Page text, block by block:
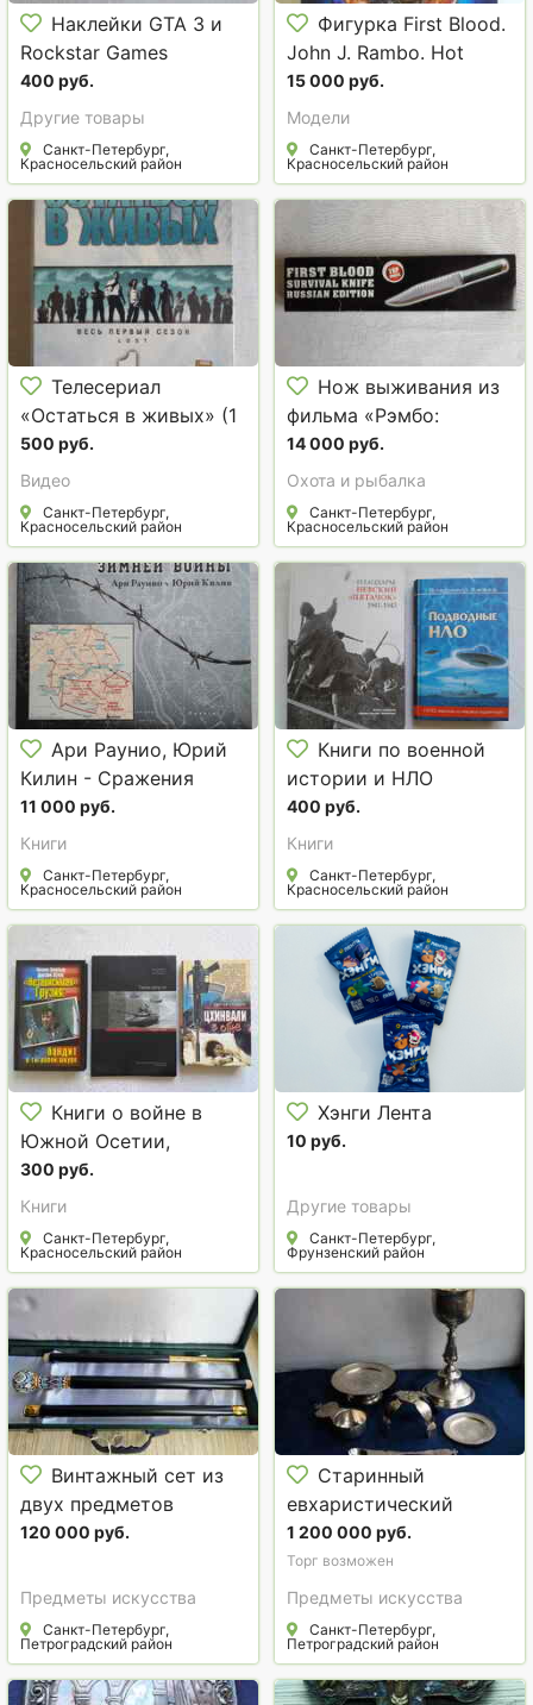
Наклейки GTA 3 и
Rockstar Games
400 руб.
Другие товары
Санкт-Петербург,
Красносельский район
Фигурка First Blood.
John J. Rambo. Hot
Toys, MMS21
15 000 руб.
Модели
Санкт-Петербург,
Красносельский район
Телесериал
«Остаться в живых» (1
сезон)
500 руб.
Видео
Санкт-Петербург,
Красносельский район
Нож выживания из
фильма «Рэмбо:
Первая кровь»
14 000 руб.
Охота и рыбалка
Санкт-Петербург,
Красносельский район
Ари Раунио, Юрий
Килин - Сражения
зимней войны
11 000 руб.
Книги
Санкт-Петербург,
Красносельский район
Книги по военной
истории и НЛО
400 руб.
Книги
Санкт-Петербург,
Красносельский район
Книги о войне в
Южной Осетии,
Абхазии и Грузии
300 руб.
Книги
Санкт-Петербург,
Красносельский район
Хэнги Лента
10 руб.
Другие товары
Санкт-Петербург,
Фрунзенский район
Винтажный сет из
двух предметов
архиерейского
посох. Россия, ХХ век.
120 000 руб.
Предметы искусства
Санкт-Петербург,
Петроградский район
Старинный
евхаристический
набор из серебра «84».
Ф-ка Мухина
Александра. Москва,
1770-1853 гг.
1 200 000 руб.
Торг возможен
Предметы искусства
Санкт-Петербург,
Петроградский район